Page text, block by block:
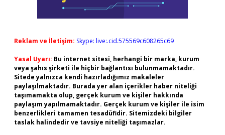
Reklam ve İletişim: Skype: live:.cid.575569c608265c69
Yasal Uyarı: Bu internet sitesi, herhangi bir marka, kurum
veya şahıs şirketi ile hiçbir bağlantısı bulunmamaktadır.
Sitede yalnızca kendi hazırladığımız makaleler
paylaşılmaktadır. Burada yer alan içerikler haber niteliği
taşımamakta olup, gerçek kurum ve kişiler hakkında
paylaşım yapılmamaktadır. Gerçek kurum ve kişiler ile isim
benzerlikleri tamamen tesadüfidir. Sitemizdeki bilgiler
taslak halindedir ve tavsiye niteliği taşımazlar.